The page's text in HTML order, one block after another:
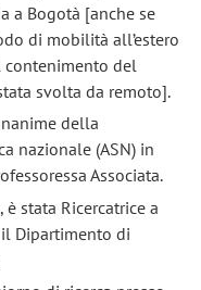
a Bogotà [anche se
di mobilità all’estero
contenimento del
svolta da remoto].
della
nazionale (ASN) in
Associata.
stata Ricercatrice a
Dipartimento di